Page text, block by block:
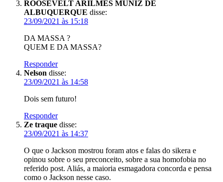
ROOSEVELT ARILMES MUNIZ DE
ALBUQUERQUE disse:
23/09/2021 às 15:18
DA MASSA ?
QUEM E DA MASSA?
Responder
Nelson disse:
23/09/2021 às 14:58
Dois sem futuro!
Responder
Ze traque disse:
23/09/2021 às 14:37
O que o Jackson mostrou foram atos e falas do sikera e
opinou sobre o seu preconceito, sobre a sua homofobia no
referido post. Aliás, a maioria esmagadora concorda e pensa
como o Jackson nesse caso.